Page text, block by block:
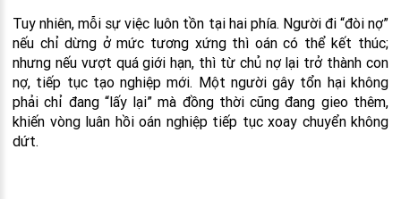
Tuy nhiên, mỗi sự việc luôn tồn tại hai phía. Người đi “đòi nợ”
nếu chỉ dừng ở mức tương xứng thì oán có thể kết thúc;
nhưng nếu vượt quá giới hạn, thì từ chủ nợ lại trở thành con
nợ, tiếp tục tạo nghiệp mới. Một người gây tổn hại không
phải chỉ đang “lấy lại” mà đồng thời cũng đang gieo thêm,
khiến vòng luân hồi oán nghiệp tiếp tục xoay chuyển không
dứt.